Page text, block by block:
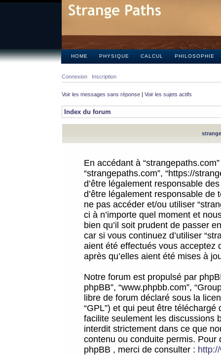
HOME PHYSIQUE CALCUL PHILOSOPHIE
Connexion Inscription
Voir les messages sans réponse | Voir les sujets actifs
Index du forum
En accédant à
“strangepaths.com”, “https://
d’être légalement responsable
d’être légalement responsable
ne pas accéder et/ou utiliser
ci à n’importe quel moment et
bien qu’il soit prudent de passer
car si vous continuez d’utiliser
aient été effectués vous acceptez
après qu’elles aient été mises à
Notre forum est propulsé par
phpBB”, “www.phpbb.com”,
libre de forum déclaré sous la
“GPL”) et qui peut être téléchargé
facilite seulement les discussions
interdit strictement dans ce que
contenu ou conduite permis.
phpBB , merci de consulter :